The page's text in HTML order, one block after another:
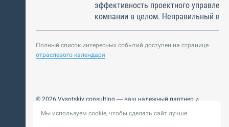
эффективность проектного
компании в целом. Неправильный
Полный список интересных событий доступен на странице
отраслевого календаря
© 2026 Vysotskiy consulting — ваш надежный партнер и
Цифровизация, BIM, ИИ. Внедряем и оптимизируем
Мы используем cookie, чтобы сделать сайт лучше.